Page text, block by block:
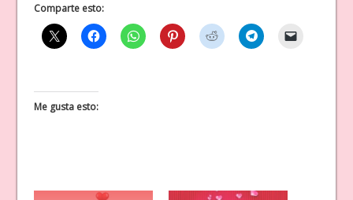
Comparte esto:
Me gusta esto: